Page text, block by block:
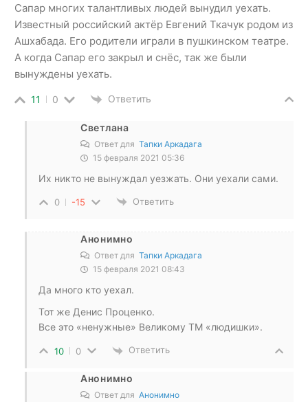
Сапар многих талантливых людей вынудил уехать.
Известный российский актёр Евгений Ткачук родом из
Ашхабада. Его родители играли в пушкинском театре.
А когда Сапар его закрыл и снёс, так же были
вынуждены уехать.
11 0 Ответить
Светлана
Ответ для Тапки Аркадага
15 февраля 2021 05:36
Их никто не вынуждал уезжать. Они уехали сами.
0 -15 Ответить
Анонимно
Ответ для Тапки Аркадага
15 февраля 2021 08:43
Да много кто уехал.
Тот же Денис Проценко.
Все это «ненужные» Великому ТМ «людишки».
10 0 Ответить
Анонимно
Ответ для Анонимно